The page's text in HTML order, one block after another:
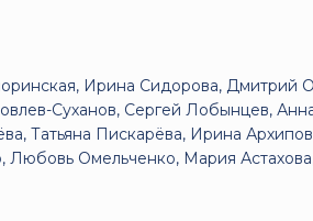
Ирина Сидорова, Дмитрий
Суханов, Сергей Лобынцев,
Татьяна Пискарёва, Ирина
Омельченко, Мария Астахова,